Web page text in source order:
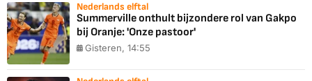
Nederlands elftal
Summerville onthult bijzondere rol van Gakpo
bij Oranje: 'Onze pastoor'
Gisteren, 14:55